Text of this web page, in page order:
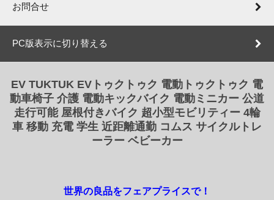
お問合せ
PC版表示に切り替える
EV TUKTUK EVトゥクトゥク 電動トゥクトゥク 電
動車椅子 介護 電動キックバイク 電動ミニカー 公道
走行可能 屋根付きバイク 超小型モビリティー 4輪
車 移動 充電 学生 近距離通勤 コムス サイクルトレ
ーラー ベビーカー
世界の良品をフェアプライスで！